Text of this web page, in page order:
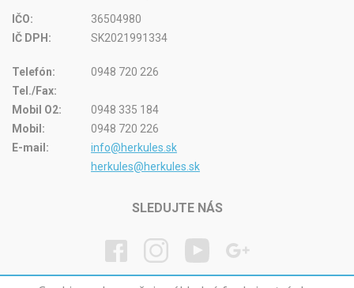
IČO:
36504980
IČ DPH:
SK2021991334
Telefón:
0948 720 226
Tel./Fax:
Mobil O2:
0948 335 184
Mobil:
0948 720 226
E-mail:
info@herkules.sk
herkules@herkules.sk
SLEDUJTE NÁS